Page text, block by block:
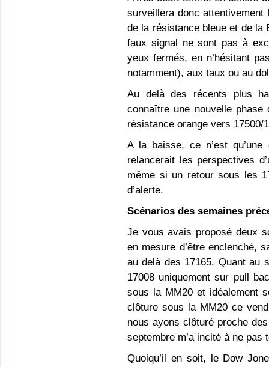
surveillera donc
de la résistance bleue et de la
faux signal ne sont pas à
yeux fermés, en n’hésitant
notamment), aux taux ou au
Au delà des récents plus
connaître une nouvelle phase
résistance orange vers 17500/
A la baisse, ce n’est
relancerait les perspectives
même si un retour sous les
d’alerte.
Scénarios des semaines
Je vous avais proposé deux
en mesure d’être enclenché,
au delà des 17165. Quant au
17008 uniquement sur pull
sous la MM20 et idéalement
clôture sous la MM20 ce
nous ayons clôturé proche
septembre m’a incité à ne
Quoiqu’il en soit, le Dow